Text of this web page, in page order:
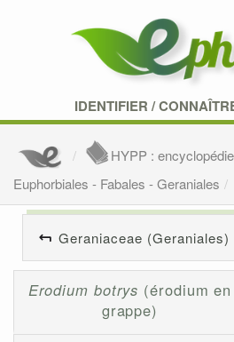
IDENTIFIER /
HYPP :
Euphorbiales - Fabales - Geraniales
Geraniaceae (Geraniales)
Erodium botrys (érodium en
grappe)